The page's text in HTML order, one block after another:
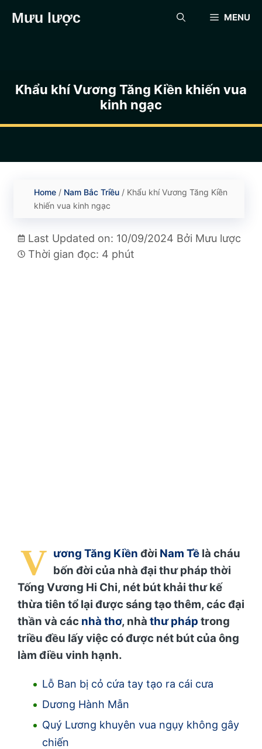
đếnMưu lược MENU
Khẩu khí Vương Tăng Kiền khiến vua
kinh ngạc
Home / Nam Bắc Triều / Khẩu khí Vương Tăng Kiền
khiến vua kinh ngạc
Last Updated on: 10/09/2024 Bởi Mưu lược
Thời gian đọc: 4 phút
V ương Tăng Kiền đời Nam Tề là cháu
bốn đời của nhà đại thư pháp thời
Tống Vương Hi Chi, nét bút khải thư kế
thừa tiên tổ lại được sáng tạo thêm, các đại
thần và các nhà thơ, nhà thư pháp trong
triều đều lấy việc có được nét bút của ông
làm điều vinh hạnh.
Lỗ Ban bị cỏ cứa tay tạo ra cái cưa
Dương Hành Mẫn
Quý Lương khuyên vua ngụy không gây
chiến